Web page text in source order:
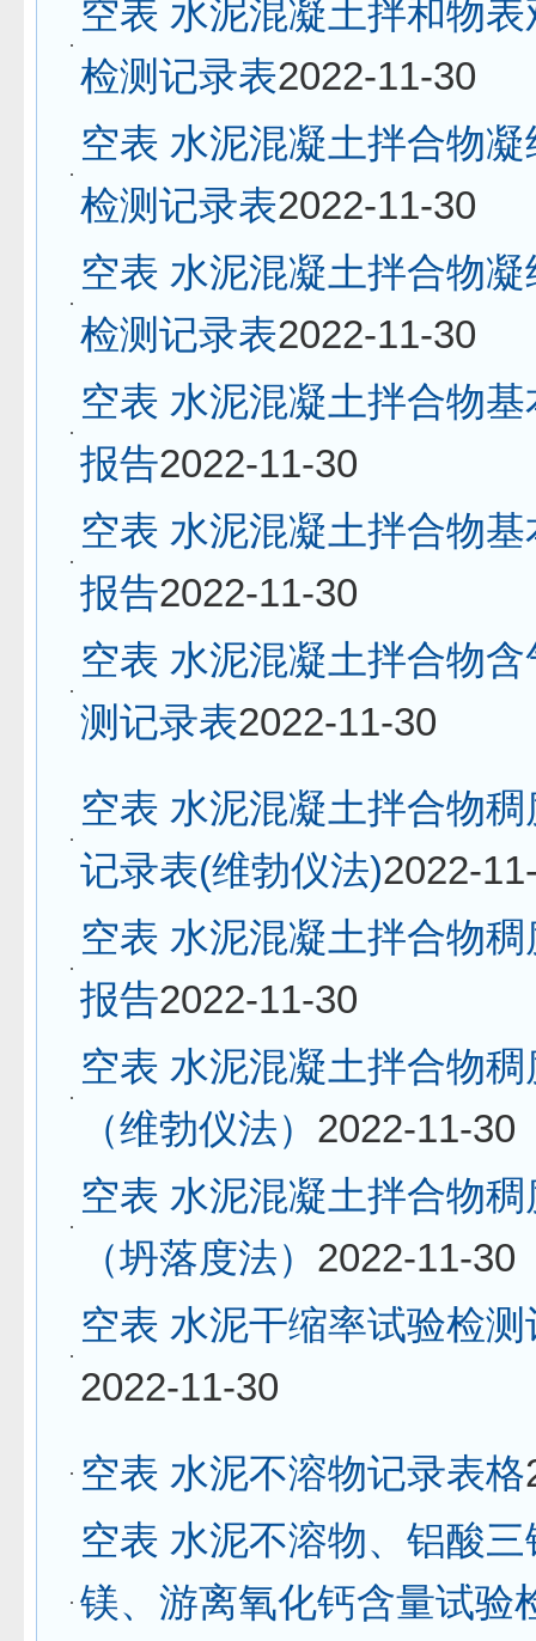
空表 水泥混凝土拌和物
检测记录表2022-11-30
空表 水泥混凝土拌合物
检测记录表2022-11-30
空表 水泥混凝土拌合物
检测记录表2022-11-30
空表 水泥混凝土拌合物
报告2022-11-30
空表 水泥混凝土拌合物
报告2022-11-30
空表 水泥混凝土拌合物
测记录表2022-11-30
空表 水泥混凝土拌合物
记录表(维勃仪法)2022-
空表 水泥混凝土拌合物
报告2022-11-30
空表 水泥混凝土拌合物
（维勃仪法） 2022-11-30
空表 水泥混凝土拌合物
（坍落度法） 2022-11-30
空表 水泥干缩率试验检
2022-11-30
空表 水泥不溶物记录表格
空表 水泥不溶物、铝酸
镁、游离氧化钙含量试验